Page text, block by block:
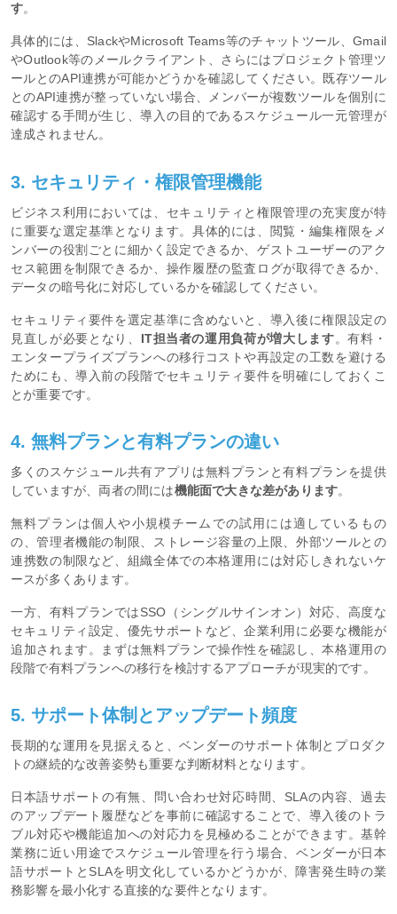
す。
具体的には、SlackやMicrosoft Teams等のチャットツール、Gmail
やOutlook等のメールクライアント、さらにはプロジェクト管理ツ
ールとのAPI連携が可能かどうかを確認してください。既存ツール
とのAPI連携が整っていない場合、メンバーが複数ツールを個別に
確認する手間が生じ、導入の目的であるスケジュール一元管理が
達成されません。
3. セキュリティ・権限管理機能
ビジネス利用においては、セキュリティと権限管理の充実度が特
に重要な選定基準となります。具体的には、閲覧・編集権限をメ
ンバーの役割ごとに細かく設定できるか、ゲストユーザーのアク
セス範囲を制限できるか、操作履歴の監査ログが取得できるか、
データの暗号化に対応しているかを確認してください。
セキュリティ要件を選定基準に含めないと、導入後に権限設定の
見直しが必要となり、 IT担当者の運用負荷が増大します。有料・
エンタープライズプランへの移行コストや再設定の工数を避ける
ためにも、導入前の段階でセキュリティ要件を明確にしておくこ
とが重要です。
4. 無料プランと有料プランの違い
多くのスケジュール共有アプリは無料プランと有料プランを提供
していますが、両者の間には機能面で大きな差があります。
無料プランは個人や小規模チームでの試用には適しているもの
の、管理者機能の制限、ストレージ容量の上限、外部ツールとの
連携数の制限など、組織全体での本格運用には対応しきれないケ
ースが多くあります。
一方、有料プランではSSO（シングルサインオン）対応、高度な
セキュリティ設定、優先サポートなど、企業利用に必要な機能が
追加されます。まずは無料プランで操作性を確認し、本格運用の
段階で有料プランへの移行を検討するアプローチが現実的です。
5. サポート体制とアップデート頻度
長期的な運用を見据えると、ベンダーのサポート体制とプロダク
トの継続的な改善姿勢も重要な判断材料となります。
日本語サポートの有無、問い合わせ対応時間、SLAの内容、過去
のアップデート履歴などを事前に確認することで、導入後のトラ
ブル対応や機能追加への対応力を見極めることができます。基幹
業務に近い用途でスケジュール管理を行う場合、ベンダーが日本
語サポートとSLAを明文化しているかどうかが、障害発生時の業
務影響を最小化する直接的な要件となります。